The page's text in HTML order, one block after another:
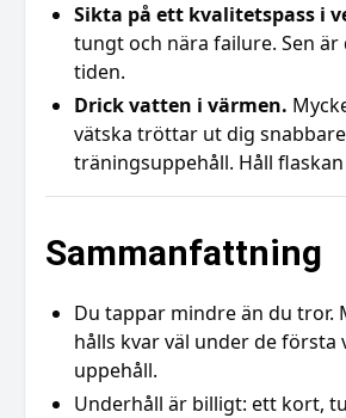
Sikta på ett kvalitetspass i
tungt och nära failure. Sen
tiden.
Drick vatten i värmen.
vätska tröttar ut dig
träningsuppehåll. Håll
Sammanfattning
Du tappar mindre än du tror.
hålls kvar väl under de första
uppehåll.
Underhåll är billigt: ett kort,